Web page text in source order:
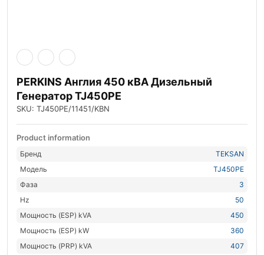
PERKINS Англия 450 кВА Дизельный
Генератор TJ450PE
SKU: TJ450PE/11451/KBN
Product information
Бренд
TEKSAN
Модель
TJ450PE
Фаза
3
Hz
50
Мощность (ESP) kVA
450
Мощность (ESP) kW
360
Мощность (PRP) kVA
407